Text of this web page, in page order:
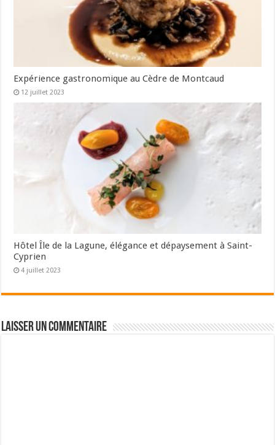
Expérience gastronomique au Cèdre de Montcaud
12 juillet 2023
Hôtel Île de la Lagune, élégance et dépaysement à Saint-
Cyprien
4 juillet 2023
Laisser un commentaire